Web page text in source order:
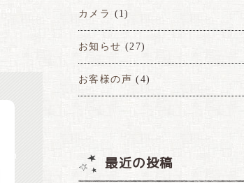
on
カメラ (1)
お知らせ (27)
お客様の声 (4)
最近の投稿